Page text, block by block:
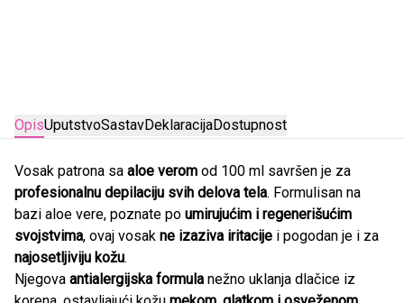
OpisUputstvoSastavDeklaracijaDostupnost
Vosak patrona sa aloe verom od 100 ml savršen je za
profesionalnu depilaciju svih delova tela. Formulisan na
bazi aloe vere, poznate po umirujućim i regenerišućim
svojstvima, ovaj vosak ne izaziva iritacije i pogodan je i za
najosetljiviju kožu.
Njegova antialergijska formula nežno uklanja dlačice iz